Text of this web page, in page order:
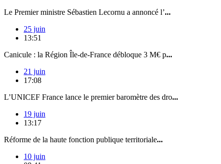
Le Premier ministre Sébastien Lecornu a annoncé l’...
25 juin
13:51
Canicule : la Région Île-de-France débloque 3 M€ p...
21 juin
17:08
L’UNICEF France lance le premier baromètre des dro...
19 juin
13:17
Réforme de la haute fonction publique territoriale...
10 juin